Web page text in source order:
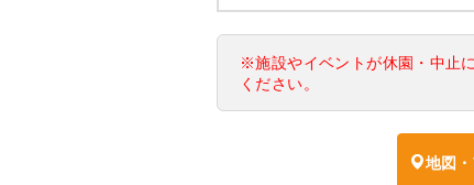
※施設やイベントが休園・中止
ください。
地図